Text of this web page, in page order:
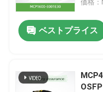
価格
ベストプライス